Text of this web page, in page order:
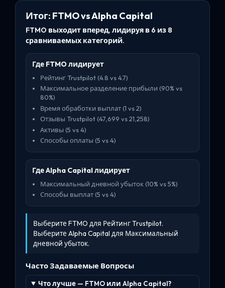
Итог: FTMO vs Alpha Capital
FTMO выходит вперед, лидируя в 6 из 8
сравниваемых категорий.
Где FTMO лидирует
Рейтинг Trustpilot (4.8 vs 4.7)
Максимальное разделение прибыли (90% vs
80%)
Время обработки выплат (1 vs 2)
Отзывы Trustpilot (47,699 vs 21,258)
Активы (5 vs 4)
Способы оплаты (5 vs 4)
Где Alpha Capital лидирует
Максимальный дневной убыток (10% vs 5%)
Способы выплат (5 vs 4)
Выберите FTMO для Рейтинг Trustpilot.
Выберите Alpha Capital для Максимальный
дневной убыток.
Часто Задаваемые Вопросы
Что лучше — FTMO или Alpha Capital?